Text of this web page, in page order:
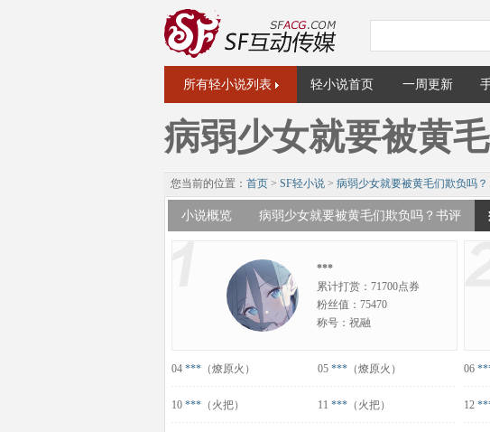
所有轻小说列表 轻小说首页 一周更新
病弱少女就要被黄
您当前的位置： 首页 > SF轻小说 > 病弱少女就要被黄毛们欺负吗？
小说概览 病弱少女就要被黄毛们欺负吗？书评
***
累计打赏：71700点券
粉丝值：75470
称号：祝融
04 *** （燎原火） 05 *** （燎原火） 06
10 *** （火把） 11 *** （火把） 12